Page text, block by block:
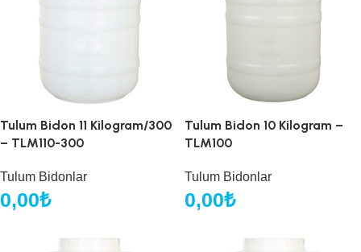
Tulum Bidon 11 Kilogram/300
– TLM110-300
Tulum Bidonlar
0,00₺
Tulum Bidon 10 Kilogram –
TLM100
Tulum Bidonlar
0,00₺